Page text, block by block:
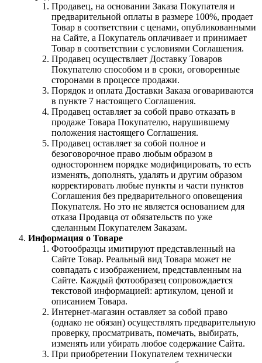
Продавец, на основании Заказа Покупателя и
предварительной оплаты в размере 100%, продает
Товар в соответствии с ценами, опубликованными
на Сайте, а Покупатель оплачивает и принимает
Товар в соответствии с условиями Соглашения.
Продавец осуществляет Доставку Товаров
Покупателю способом и в сроки, оговоренные
сторонами в процессе продажи.
Порядок и оплата Доставки Заказа оговариваются
в пункте 7 настоящего Соглашения.
Продавец оставляет за собой право отказать в
продаже Товара Покупателю, нарушившему
положения настоящего Соглашения.
Продавец оставляет за собой полное и
безоговорочное право любым образом в
одностороннем порядке модифицировать, то есть
изменять, дополнять, удалять и другим образом
корректировать любые пункты и части пунктов
Соглашения без предварительного оповещения
Покупателя. Но это не является основанием для
отказа Продавца от обязательств по уже
сделанным Покупателем Заказам.
Информация о Товаре
Фотообразцы имитируют представленный на
Сайте Товар. Реальный вид Товара может не
совпадать с изображением, представленным на
Сайте. Каждый фотообразец сопровождается
текстовой информацией: артикулом, ценой и
описанием Товара.
Интернет-магазин оставляет за собой право
(однако не обязан) осуществлять предварительную
проверку, просматривать, помечать, выбирать,
изменять или убирать любое содержание Сайта.
При приобретении Покупателем технически